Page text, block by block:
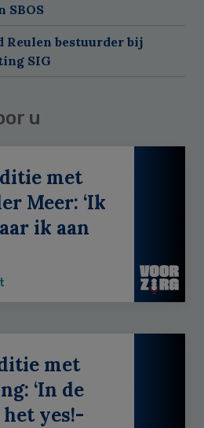
SBOS
Reulen bestuurder bij
SIG
u
met
Meer: ‘Ik
ik aan
met
‘In de
yes!-